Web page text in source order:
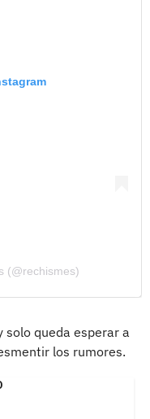
(@rechismes)
solo queda esperar a
los rumores.